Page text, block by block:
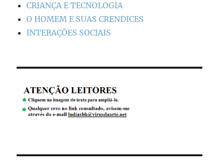
CRIANÇA E TECNOLOGIA
O HOMEM E SUAS CRENDICES
INTERAÇÕES SOCIAIS